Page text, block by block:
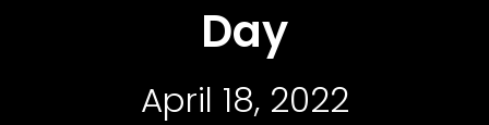
Day
April 18, 2022